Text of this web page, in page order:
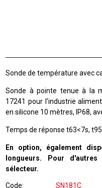
Sonde de température avec
Sonde à pointe tenue à la
17241 pour l'industrie
en silicone 10 mètres, IP68,
Temps de réponse t63<7s,
En option, également
longueurs. Pour
sélecteur.
Code SN181C